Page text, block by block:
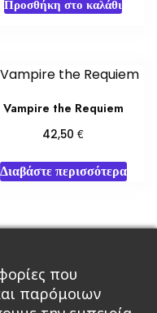
Προσθήκη στο καλάθι
Vampire the Requiem
42,50€
Διαβάστε περισσότερα
που
παρόμοιων